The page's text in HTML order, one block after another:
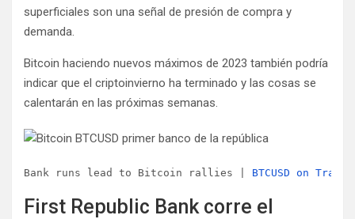
superficiales son una señal de presión de compra y
demanda.
Bitcoin haciendo nuevos máximos de 2023 también podría
indicar que el criptoinvierno ha terminado y las cosas se
calentarán en las próximas semanas.
Bank runs lead to Bitcoin rallies | BTCUSD on
First Republic Bank corre el